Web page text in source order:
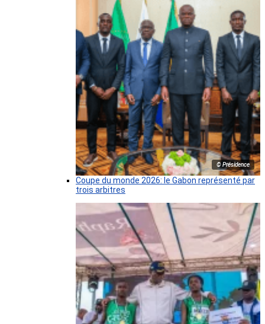
© Présidence
Coupe du monde 2026: le Gabon représenté par
trois arbitres